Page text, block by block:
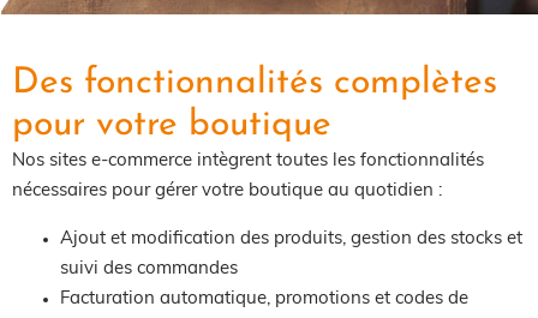
Des fonctionnalités complètes
pour votre boutique
Nos sites e-commerce intègrent toutes les fonctionnalités
nécessaires pour gérer votre boutique au quotidien :
Ajout et modification des produits, gestion des stocks et
suivi des commandes
Facturation automatique, promotions et codes de